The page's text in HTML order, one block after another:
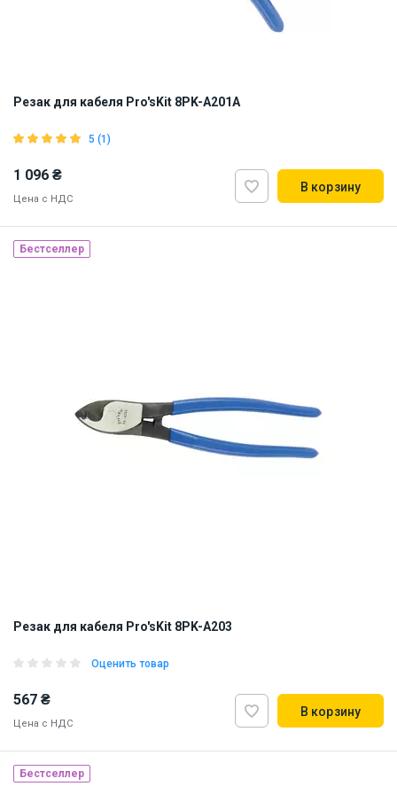
Резак для кабеля Pro'sKit 8PK-A201A
5 (1)
1 096 ₴
Цена с НДС
В корзину
Наличие на складе:
Бестселлер
Резак для кабеля Pro'sKit 8PK-A203
Оценить товар
567 ₴
Цена с НДС
В корзину
Наличие на складе:
Бестселлер